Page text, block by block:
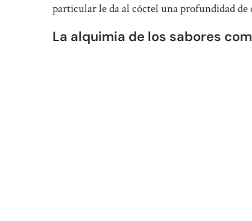
particular le da al cóctel una profundidad
La alquimia de los sabores